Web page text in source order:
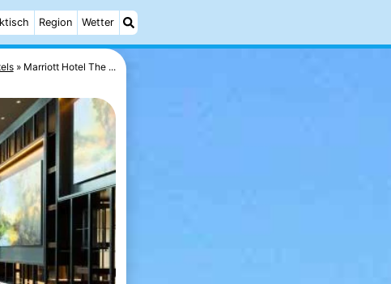
Region Wetter
Marriott Hotel The ...